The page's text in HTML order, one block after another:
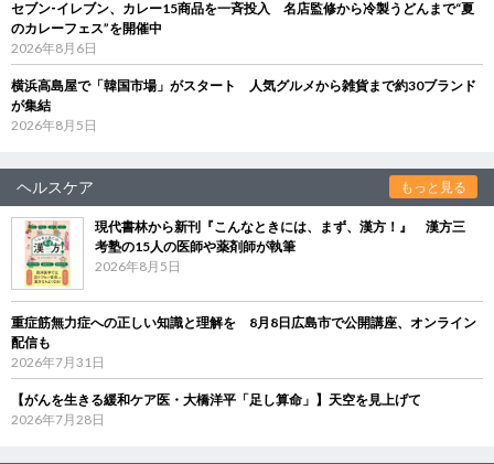
セブン‐イレブン、カレー15商品を一斉投入 名店監修から冷製うどんまで“夏
のカレーフェス”を開催中
2026年8月6日
横浜高島屋で「韓国市場」がスタート 人気グルメから雑貨まで約30ブランド
が集結
2026年8月5日
ヘルスケア もっと見る
現代書林から新刊『こんなときには、まず、漢方！』 漢方三
考塾の15人の医師や薬剤師が執筆
2026年8月5日
重症筋無力症への正しい知識と理解を 8月8日広島市で公開講座、オンライン
配信も
2026年7月31日
【がんを生きる緩和ケア医・大橋洋平「足し算命」】天空を見上げて
2026年7月28日